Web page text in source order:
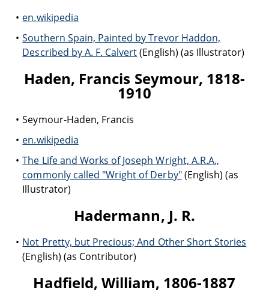
en.wikipedia
Southern Spain, Painted by Trevor Haddon,
Described by A. F. Calvert(English) (as Illustrator)
Haden, Francis Seymour, 1818-
1910
Seymour-Haden, Francis
en.wikipedia
The Life and Works of Joseph Wright, A.R.A.,
commonly called "Wright of Derby"(English) (as
Illustrator)
Hadermann, J. R.
Not Pretty, but Precious; And Other Short Stories
(English) (as Contributor)
Hadfield, William, 1806-1887